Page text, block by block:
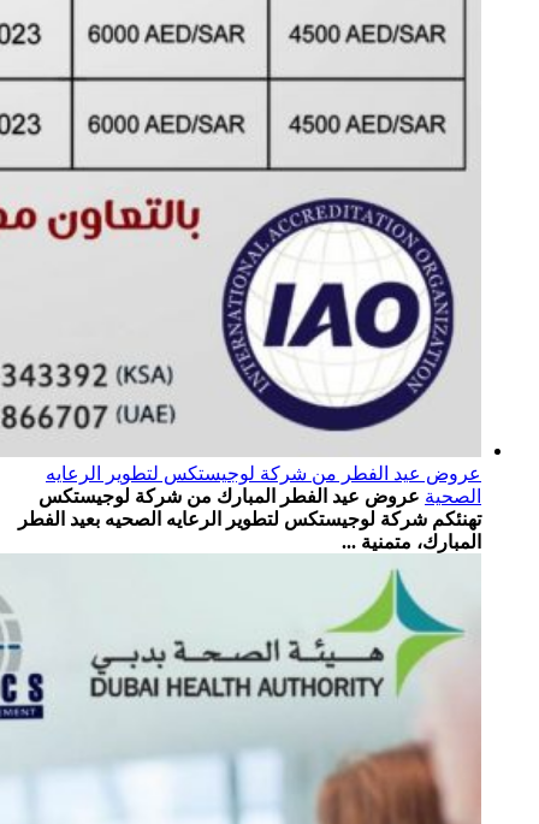
عروض عيد الفطر من شركة لوجيستكس لتطوير الرعايه
الصحية عروض عيد الفطر المبارك من شركة لوجيستكس
تهنئكم شركة لوجيستكس لتطوير الرعايه الصحيه بعيد الفطر
المبارك، متمنية ...